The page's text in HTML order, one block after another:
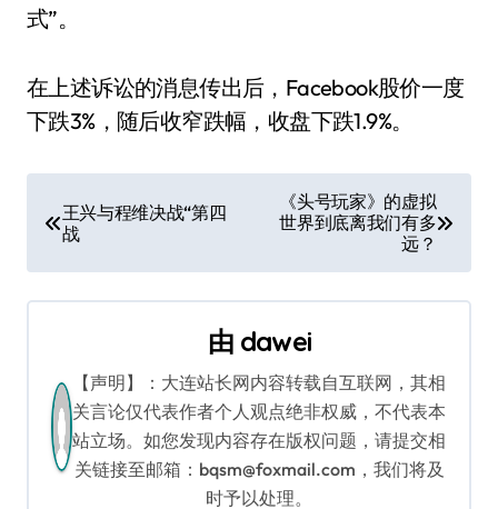
式”。
在上述诉讼的消息传出后，Facebook股价一度
下跌3%，随后收窄跌幅，收盘下跌1.9%。
章
导
王兴与程维决战“第四
战
《头号玩家》的虚拟
世界到底离我们有多
远？
由 dawei
【声明】：大连站长网内容转载自互联网，其相
关言论仅代表作者个人观点绝非权威，不代表本
站立场。如您发现内容存在版权问题，请提交相
关链接至邮箱：bqsm@foxmail.com，我们将及
时予以处理。